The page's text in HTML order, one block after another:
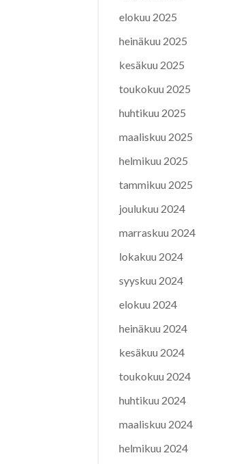
elokuu 2025
heinäkuu 2025
kesäkuu 2025
toukokuu 2025
huhtikuu 2025
maaliskuu 2025
helmikuu 2025
tammikuu 2025
joulukuu 2024
marraskuu 2024
lokakuu 2024
syyskuu 2024
elokuu 2024
heinäkuu 2024
kesäkuu 2024
toukokuu 2024
huhtikuu 2024
maaliskuu 2024
helmikuu 2024